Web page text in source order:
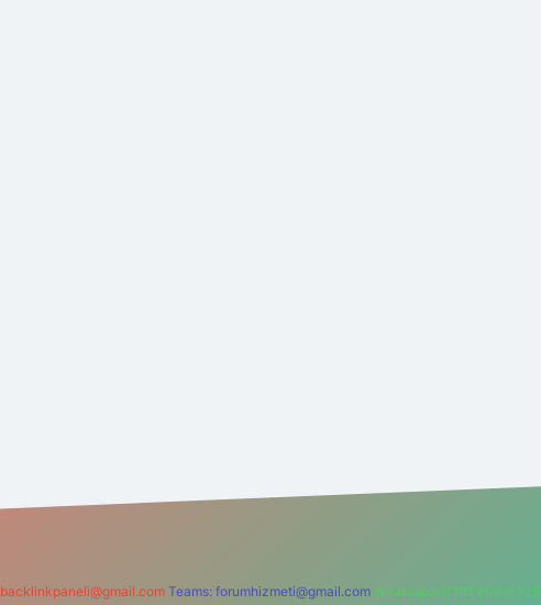
backlinkpaneli@gmail.com Teams: forumhizmeti@gmail.com Whatsapp: 0262 606 0 726